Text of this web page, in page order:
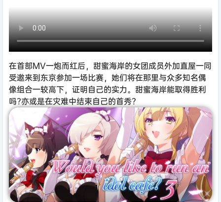
在首部MV一炮而红后，甜蜜海岸的女团成员外加直屋一同
受邀来到东京参加一场比赛，她们将在那里与众多知名偶
像组合一较高下，证明自己的实力。甜蜜海岸能取得胜利
吗?亦或是在灾难中结束自己的首秀?